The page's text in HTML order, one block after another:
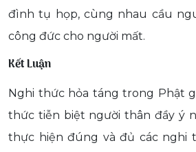
đình tụ họp, cùng nhau cầu
công đức cho người mất.
Kết Luận
Nghi thức hỏa táng trong Phật
thức tiễn biệt người thân đầy ý
thực hiện đúng và đủ các nghi